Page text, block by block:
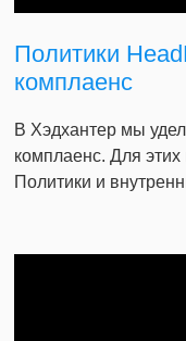
Политики
комплаенс
В Хэдхантер мы
комплаенс. Для
Политики и